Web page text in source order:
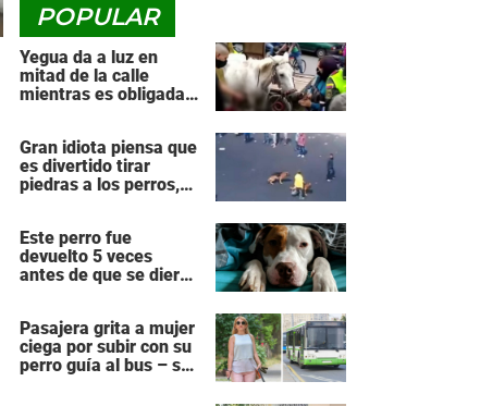
POPULAR
Yegua da a luz en
mitad de la calle
mientras es obligada a
Gran idiota piensa que
es divertido tirar
piedras a los perros,
fuerza
Este perro fue
devuelto 5 veces
antes de que se dieran
Pasajera grita a mujer
ciega por subir con su
perro guía al bus – se